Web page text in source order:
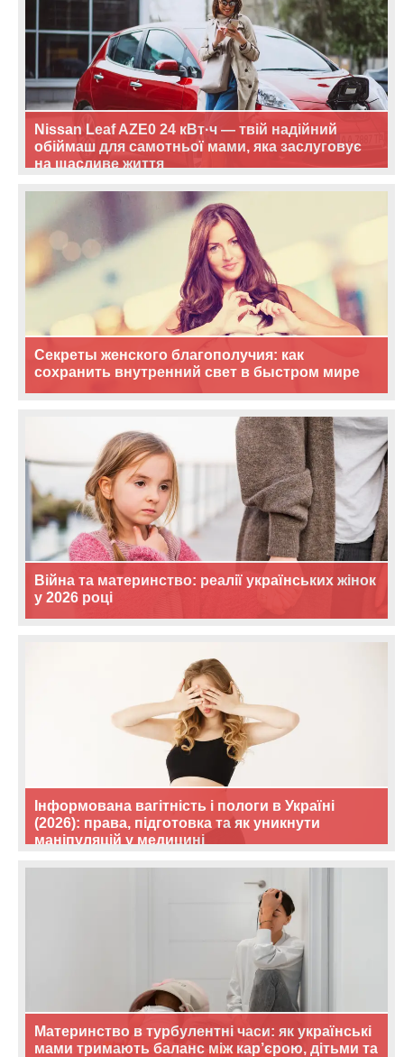
Nissan Leaf AZE0 24 кВт·ч — твій надійний
обіймаш для самотньої мами, яка заслуговує
на щасливе життя
Секреты женского благополучия: как
сохранить внутренний свет в быстром мире
Війна та материнство: реалії українських жінок
у 2026 році
Інформована вагітність і пологи в Україні
(2026): права, підготовка та як уникнути
маніпуляцій у медицині
Материнство в турбулентні часи: як українські
мами тримають баланс між кар’єрою, дітьми та